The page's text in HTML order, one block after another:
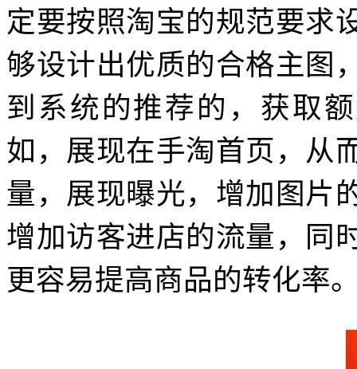
定要按照淘宝的规范要求
够设计出优质的合格主图
到系统的推荐的，获取
如，展现在手淘首页，从
量，展现曝光，增加图片
增加访客进店的流量，同
更容易提高商品的转化率